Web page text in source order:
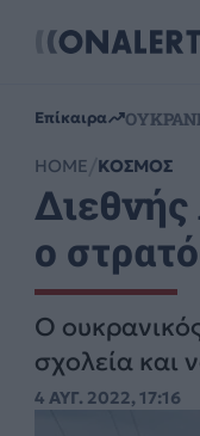
Επίκαιρα
HOME ΚΟΣΜΟΣ
ο
Ο
σχολεία και
4 ΑΥΓ. 2022, 17:16